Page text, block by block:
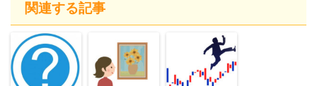
関連する記事